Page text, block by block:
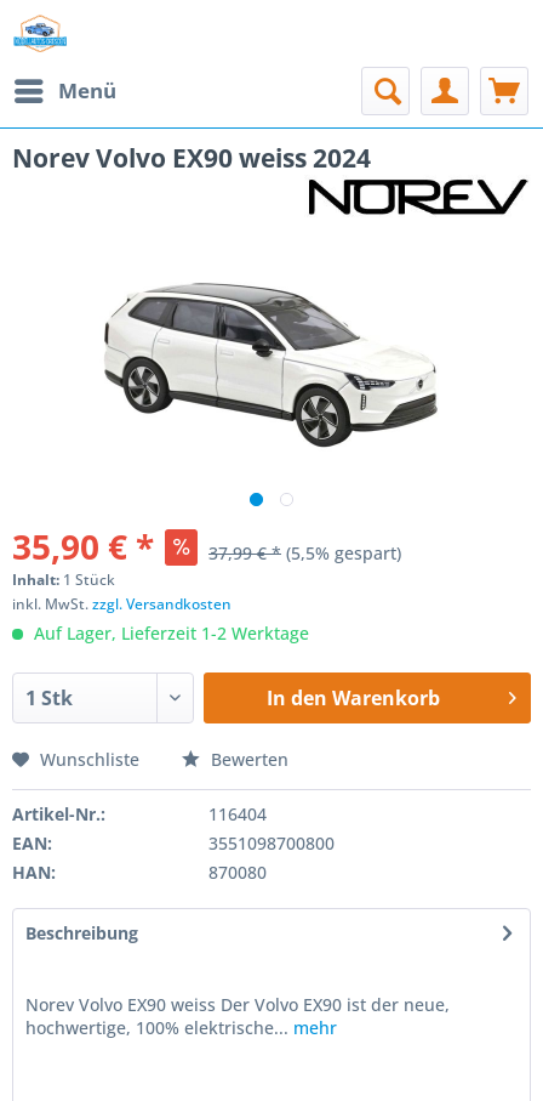
Menü
Norev Volvo EX90 weiss 2024
35,90 € * 37,99 € * (5,5% gespart)
Inhalt: 1 Stück
inkl. MwSt.zzgl. Versandkosten
Auf Lager, Lieferzeit 1-2 Werktage
In den Warenkorb
Wunschliste Bewerten
Artikel-Nr.:
116404
EAN:
3551098700800
HAN:
870080
Beschreibung
Norev Volvo EX90 weiss Der Volvo EX90 ist der neue,
hochwertige, 100% elektrische... mehr